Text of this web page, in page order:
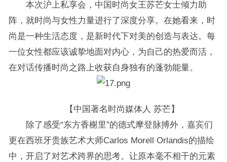
本次沪上私享会，中国时尚女王苏芒女士倾力助
阵，就时尚与女性力量进行了深度分享。在她看来，时
尚是一种生活态度，是新时代下对美的创造与表达。每
一位女性都应该诚挚地面对内心，为自己的热爱而活，
在对话传播时尚之路上收获自身独有的蓬勃能量。
【中国著名时尚媒体人 苏芒】
除了感受“东方香榭里”的德式摩登脉搏外，嘉宾们
更在西班牙贵族艺术大师Carlos Morell Orlandis的描绘
中，开启了对艺术跨界的思考。让原本毫不相干的元素